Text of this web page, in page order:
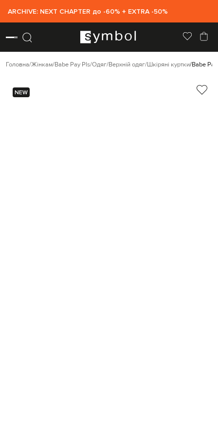
ARCHIVE: NEXT CHAPTER до -60% + EXTRA -50%
Головна Жінкам Babe Pay Pls Одяг Верхній одяг Шкіряні куртки Babe
NEW